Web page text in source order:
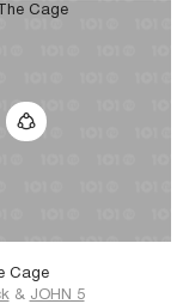
Cage
& JOHN 5